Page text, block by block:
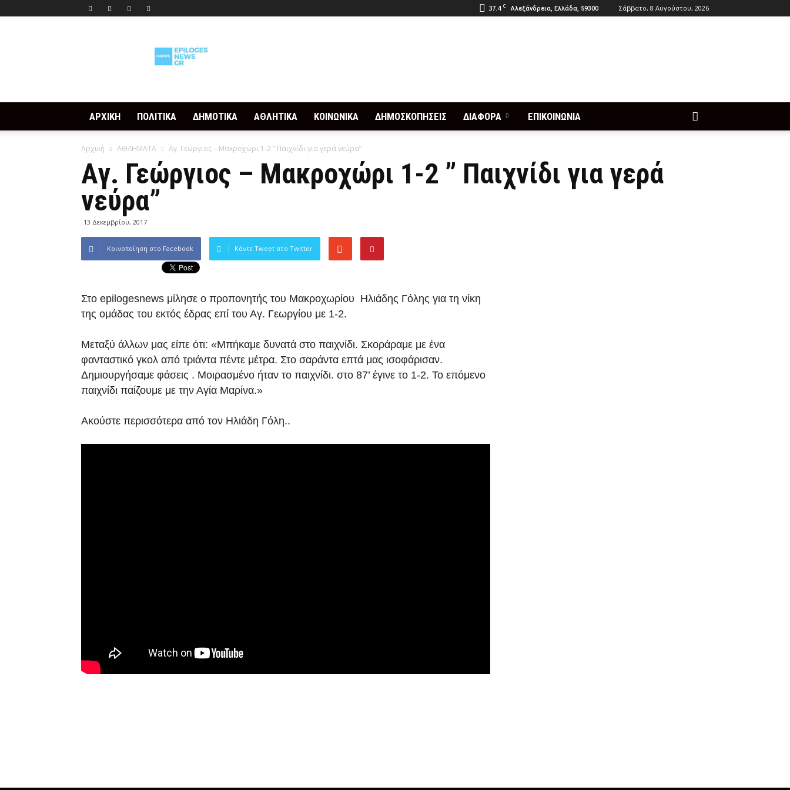
37.4 C Αλεξάνδρεια, Ελλάδα, 59300 Σάββατο, 8 Αυγούστου, 2026
ΑΡΧΙΚΗ ΠΟΛΙΤΙΚΑ ΔΗΜΟΤΙΚΑ ΑΘΛΗΤΙΚΑ ΚΟΙΝΩΝΙΚΑ ΔΗΜΟΣΚΟΠΗΣΕΙΣ ΔΙΑΦΟΡΑ ΕΠΙΚΟΙΝΩΝΙΑ
Αρχική ΑΘΛΗΜΑΤΑ Αγ. Γεώργιος – Μακροχώρι 1-2 ” Παιχνίδι για γερά νεύρα”
Αγ. Γεώργιος – Μακροχώρι 1-2 ” Παιχνίδι για γερά
νεύρα”
13 Δεκεμβρίου, 2017
Κοινοποίηση στο Facebook Κάντε Tweet στο Twitter
Στο epilogesnews μίλησε ο προπονητής του Μακροχωρίου Ηλιάδης Γόλης για τη νίκη
της ομάδας του εκτός έδρας επί του Αγ. Γεωργίου με 1-2.
Μεταξύ άλλων μας είπε ότι: «Μπήκαμε δυνατά στο παιχνίδι. Σκοράραμε με ένα
φανταστικό γκολ από τριάντα πέντε μέτρα. Στο σαράντα επτά μας ισοφάρισαν.
Δημιουργήσαμε φάσεις . Μοιρασμένο ήταν το παιχνίδι. στο 87’ έγινε το 1-2. Το επόμενο
παιχνίδι παίζουμε με την Αγία Μαρίνα.»
Ακούστε περισσότερα από τον Ηλιάδη Γόλη..